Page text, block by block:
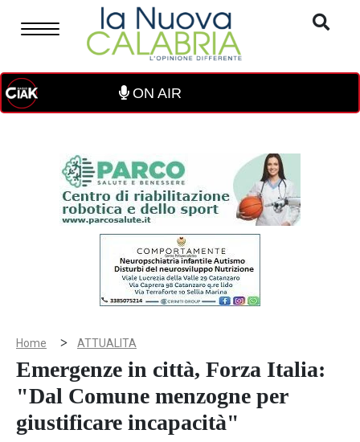
ON AIR
Home > ATTUALITA
Emergenze in città, Forza Italia:
"Dal Comune menzogne per
giustificare incapacità"